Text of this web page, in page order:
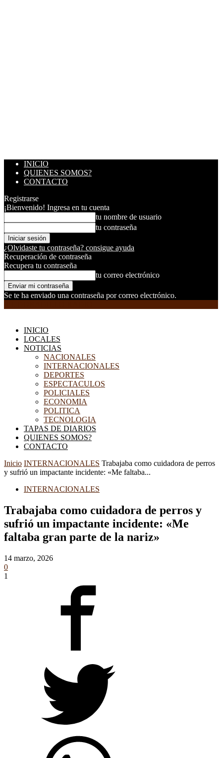
INICIO
QUIENES SOMOS?
CONTACTO
Registrarse
¡Bienvenido! Ingresa en tu cuenta
tu nombre de usuario
tu contraseña
¿Olvidaste tu contraseña? consigue ayuda
Recuperación de contraseña
Recupera tu contraseña
tu correo electrónico
Se te ha enviado una contraseña por correo electrónico.
INICIO
LOCALES
NOTICIAS
NACIONALES
INTERNACIONALES
DEPORTES
ESPECTACULOS
POLICIALES
ECONOMIA
POLITICA
TECNOLOGIA
TAPAS DE DIARIOS
QUIENES SOMOS?
CONTACTO
Inicio INTERNACIONALES Trabajaba como cuidadora de perros
y sufrió un impactante incidente: «Me faltaba...
INTERNACIONALES
Trabajaba como cuidadora de perros y
sufrió un impactante incidente: «Me
faltaba gran parte de la nariz»
14 marzo, 2026
0
1